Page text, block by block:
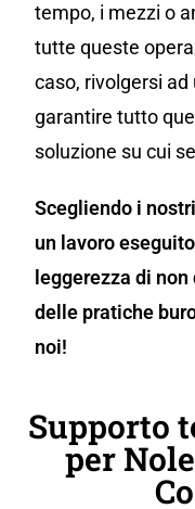
tempo, i mezzi o
tutte queste
caso, rivolgersi ad
garantire tutto
soluzione su cui
Scegliendo i
un lavoro
leggerezza di
delle pratiche
noi!
Supporto
per